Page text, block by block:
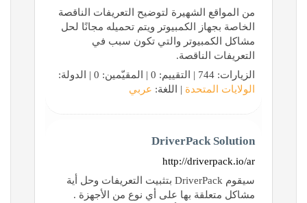
من المواقع الشهيرة لتوضيح التعريفات الناقصة
الخاصة بجهاز الكمبيوتر ويتم تحميله مجانًا لحل
مشاكل الكمبيوتر والتي تكون سبب في
التعريفات الناقصة.
الزيارات: 744 | التقييم: 0 | المقيّمين: 0 | الدولة:
الولايات المتحدة | اللغة: عربي
DriverPack Solution
http://driverpack.io/ar
سيقوم DriverPack بتثبيت التعريفات وحل أية
مشاكل متعلقة بها على أي نوع من الأجهزة .